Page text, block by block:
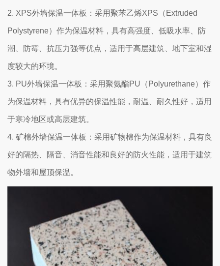
2. XPS外墙保温一体板：采用聚苯乙烯XPS（Extruded
Polystyrene）作为保温材料，具有高强度、低吸水率、防
潮、防霉、抗压力强等优点，适用于高层建筑、地下室和湿
度较大的环境。
3. PU外墙保温一体板：采用聚氨酯PU（Polyurethane）作
为保温材料，具有优异的保温性能，耐温、耐久性好，适用
于寒冷地区或高层建筑。
4. 矿棉外墙保温一体板：采用矿物棉作为保温材料，具有良
好的隔热、隔音、消音性能和良好的防火性能，适用于建筑
物外墙和屋顶保温。